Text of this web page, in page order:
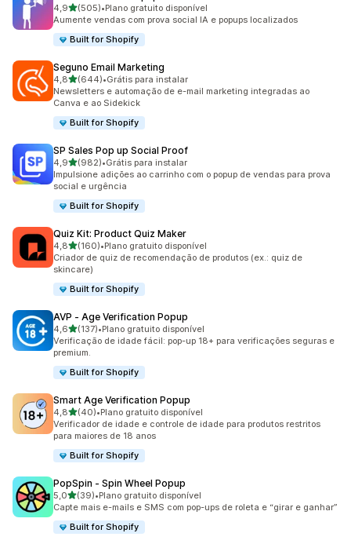
4,9de 5 estrelas
(505)
505 avaliações ao todo
•Plano gratuito disponível
Aumente vendas com prova social IA e popups localizados
Built for Shopify
Seguno Email Marketing
4,8de 5 estrelas
(644)
644 avaliações ao todo
•Grátis para instalar
Newsletters e automação de e-mail marketing integradas ao
Canva e ao Sidekick
Built for Shopify
SP Sales Pop up Social Proof
4,9de 5 estrelas
(982)
982 avaliações ao todo
•Grátis para instalar
Impulsione adições ao carrinho com o popup de vendas para prova
social e urgência
Built for Shopify
Quiz Kit: Product Quiz Maker
4,8de 5 estrelas
(160)
160 avaliações ao todo
•Plano gratuito disponível
Criador de quiz de recomendação de produtos (ex.: quiz de
skincare)
Built for Shopify
AVP ‑ Age Verification Popup
4,6de 5 estrelas
(137)
137 avaliações ao todo
•Plano gratuito disponível
Verificação de idade fácil: pop-up 18+ para verificações seguras e
premium.
Built for Shopify
Smart Age Verification Popup
4,8de 5 estrelas
(40)
40 avaliações ao todo
•Plano gratuito disponível
Verificador de idade e controle de idade para produtos restritos
para maiores de 18 anos
Built for Shopify
PopSpin ‑ Spin Wheel Popup
5,0de 5 estrelas
(39)
39 avaliações ao todo
•Plano gratuito disponível
Capte mais e-mails e SMS com pop-ups de roleta e “girar e ganhar”
Built for Shopify